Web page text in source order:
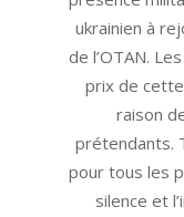
ukrainien à
de l’OTAN.
prix de
raison
prétendants.
pour tous les
silence et